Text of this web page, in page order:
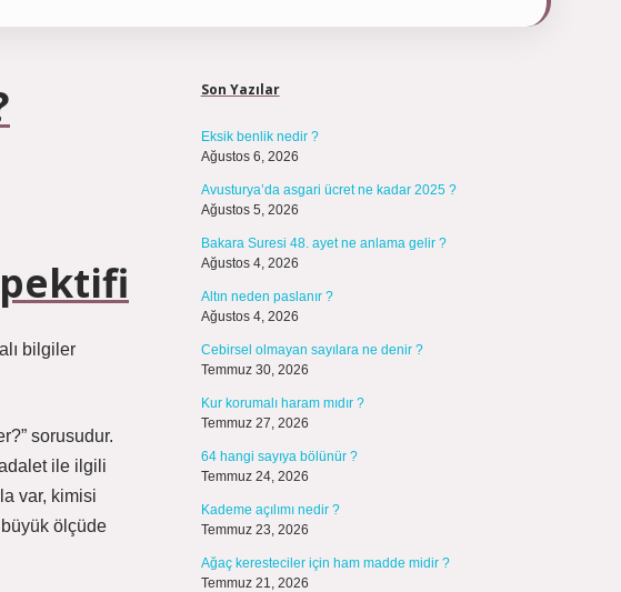
bilgiler
sorusudur.
ile ilgili
var, kimisi
büyük ölçüde
Son Yazılar
Eksik benlik nedir ?
Ağustos 6, 2026
Avusturya’da asgari ücret ne kadar 2025 ?
Ağustos 5, 2026
Bakara Suresi 48. ayet ne anlama gelir ?
Ağustos 4, 2026
Altın neden paslanır ?
Ağustos 4, 2026
Cebirsel olmayan sayılara ne denir ?
Temmuz 30, 2026
Kur korumalı haram mıdır ?
Temmuz 27, 2026
64 hangi sayıya bölünür ?
Temmuz 24, 2026
Kademe açılımı nedir ?
Temmuz 23, 2026
Ağaç keresteciler için ham madde midir ?
Temmuz 21, 2026